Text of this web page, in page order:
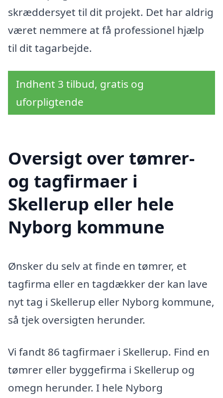
skræddersyet til dit projekt. Det har aldrig
været nemmere at få professionel hjælp
til dit tagarbejde.
Indhent 3 tilbud, gratis og
uforpligtende
Oversigt over tømrer-
og tagfirmaer i
Skellerup eller hele
Nyborg kommune
Ønsker du selv at finde en tømrer, et
tagfirma eller en tagdækker der kan lave
nyt tag i Skellerup eller Nyborg kommune,
så tjek oversigten herunder.
Vi fandt 86 tagfirmaer i Skellerup. Find en
tømrer eller byggefirma i Skellerup og
omegn herunder. I hele Nyborg